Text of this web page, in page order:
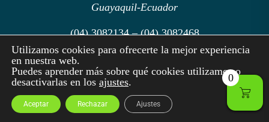
Guayaquil-Ecuador
(04) 3082134 – (04) 3082468
(04) 3084434Ext.101
MOLERPA S.A. 2026 Todos los derechos reservados
Utilizamos cookies para ofrecerte la mejor experiencia
en nuestra web.
Puedes aprender más sobre qué cookies utilizamos o
desactivarlas en los ajustes.
Aceptar Rechazar Ajustes
0